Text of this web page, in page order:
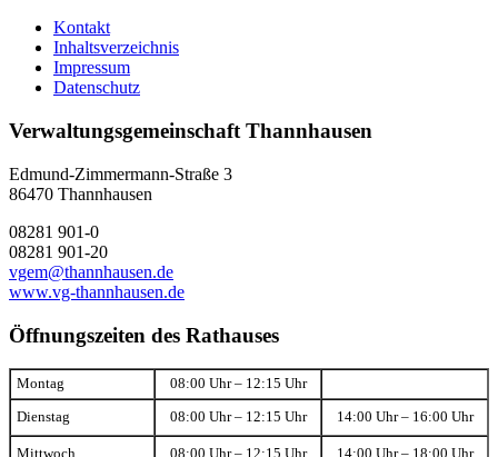
Kontakt
Inhaltsverzeichnis
Impressum
Datenschutz
Verwaltungsgemeinschaft Thannhausen
Edmund-Zimmermann-Straße 3
86470 Thannhausen
08281 901-0
08281 901-20
vgem@thannhausen.de
www.vg-thannhausen.de
Öffnungszeiten des Rathauses
Montag 08:00 Uhr – 12:15 Uhr
Dienstag 08:00 Uhr – 12:15 Uhr 14:00 Uhr – 16:00 Uhr